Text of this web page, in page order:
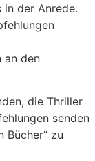
der Anrede.
an den
die Thriller
senden
Bücher“ zu